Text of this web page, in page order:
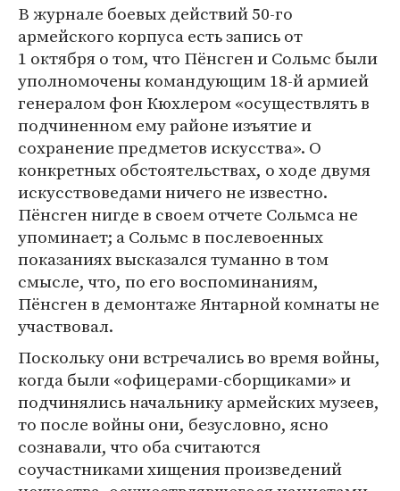
В журнале боевых действий 50-го
армейского корпуса есть запись от
1 октября о том, что Пёнсген и Сольмс были
уполномочены командующим 18-й армией
генералом фон Кюхлером «осуществлять в
подчиненном ему районе изъятие и
сохранение предметов искусства». О
конкретных обстоятельствах, о ходе двумя
искусствоведами ничего не известно.
Пёнсген нигде в своем отчете Сольмса не
упоминает; а Сольмс в послевоенных
показаниях высказался туманно в том
смысле, что, по его воспоминаниям,
Пёнсген в демонтаже Янтарной комнаты не
участвовал.
Поскольку они встречались во время войны,
когда были «офицерами-сборщиками» и
подчинялись начальнику армейских музеев,
то после войны они, безусловно, ясно
сознавали, что оба считаются
соучастниками хищения произведений